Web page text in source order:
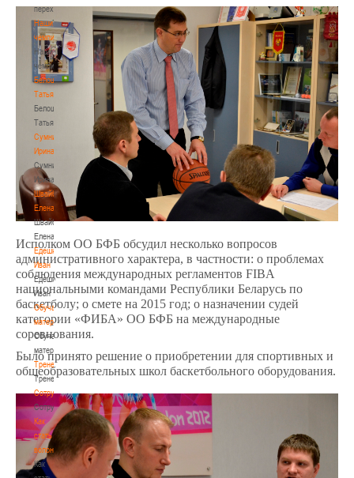
переходах
Наши
чемпионы
Наши
чемпионы
Белошапко
Татьяна
Белошапко
Татьяна
Сумникова
Ирина
Сумникова
Ирина
Швайбович
Елена
Швайбович
Елена
Едешко
Иван
Едешко
Иван
Обучающие
материалы
Обучающие
материалы
Тренерам
Тренерам
Сотрудничество
Сотрудничество
Как
стать
волонтером
Как
Исполком ОО БФБ обсудил несколько вопросов
административного характера, в частности: о проблемах
соблюдения международных регламентов FIBA
национальными командами Республики Беларусь по
баскетболу; о смете на 2015 год; о назначении судей
категории «ФИБА» ОО БФБ на международные
соревнования.
Было принято решение о приобретении для спортивных и
общеобразовательных школ баскетбольного оборудования.